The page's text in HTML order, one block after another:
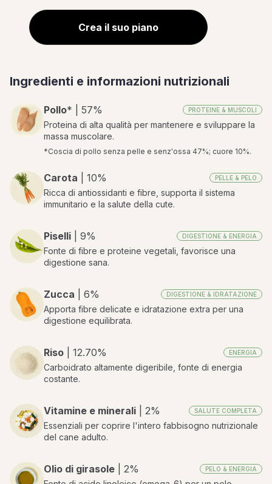
Crea il suo piano
Ingredienti e informazioni nutrizionali
Pollo* | 57% PROTEINE & MUSCOLI
Proteina di alta qualità per mantenere e sviluppare la
massa muscolare.
*Coscia di pollo senza pelle e senz'ossa 47%; cuore 10%.
Carota | 10% PELLE & PELO
Ricca di antiossidanti e fibre, supporta il sistema
immunitario e la salute della cute.
Piselli | 9% DIGESTIONE & ENERGIA
Fonte di fibre e proteine vegetali, favorisce una
digestione sana.
Zucca | 6% DIGESTIONE & IDRATAZIONE
Apporta fibre delicate e idratazione extra per una
digestione equilibrata.
Riso | 12.70% ENERGIA
Carboidrato altamente digeribile, fonte di energia
costante.
Vitamine e minerali | 2% SALUTE COMPLETA
Essenziali per coprire l'intero fabbisogno nutrizionale
del cane adulto.
Olio di girasole | 2% PELO & ENERGIA